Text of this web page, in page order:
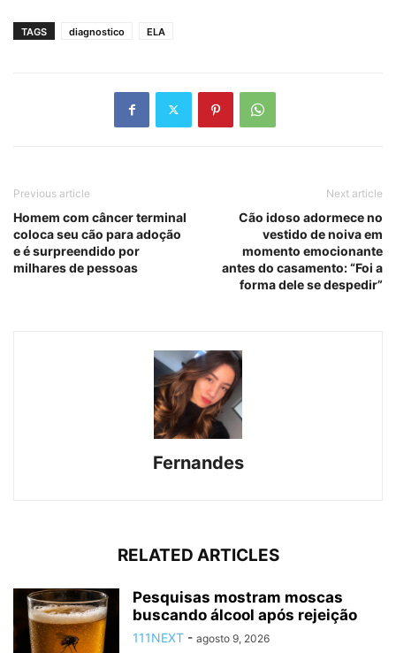
TAGS diagnostico ELA
Previous article
Homem com câncer terminal
coloca seu cão para adoção
e é surpreendido por
milhares de pessoas
Next article
Cão idoso adormece no
vestido de noiva em
momento emocionante
antes do casamento: “Foi a
forma dele se despedir”
Fernandes
RELATED ARTICLES
Pesquisas mostram moscas
buscando álcool após rejeição
111NEXT - agosto 9, 2026